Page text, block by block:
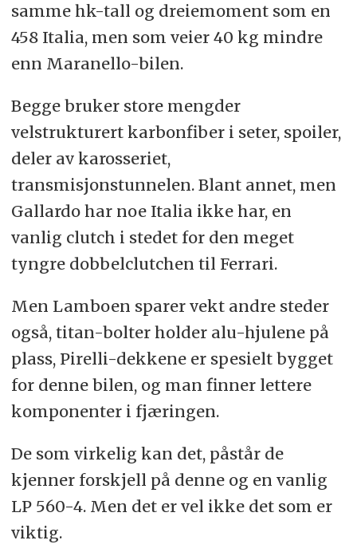
samme hk-tall og dreiemoment som en
458 Italia, men som veier 40 kg mindre
enn Maranello-bilen.
Begge bruker store mengder
velstrukturert karbonfiber i seter, spoiler,
deler av karosseriet,
transmisjonstunnelen. Blant annet, men
Gallardo har noe Italia ikke har, en
vanlig clutch i stedet for den meget
tyngre dobbelclutchen til Ferrari.
Men Lamboen sparer vekt andre steder
også, titan-bolter holder alu-hjulene på
plass, Pirelli-dekkene er spesielt bygget
for denne bilen, og man finner lettere
komponenter i fjæringen.
De som virkelig kan det, påstår de
kjenner forskjell på denne og en vanlig
LP 560-4. Men det er vel ikke det som er
viktig.